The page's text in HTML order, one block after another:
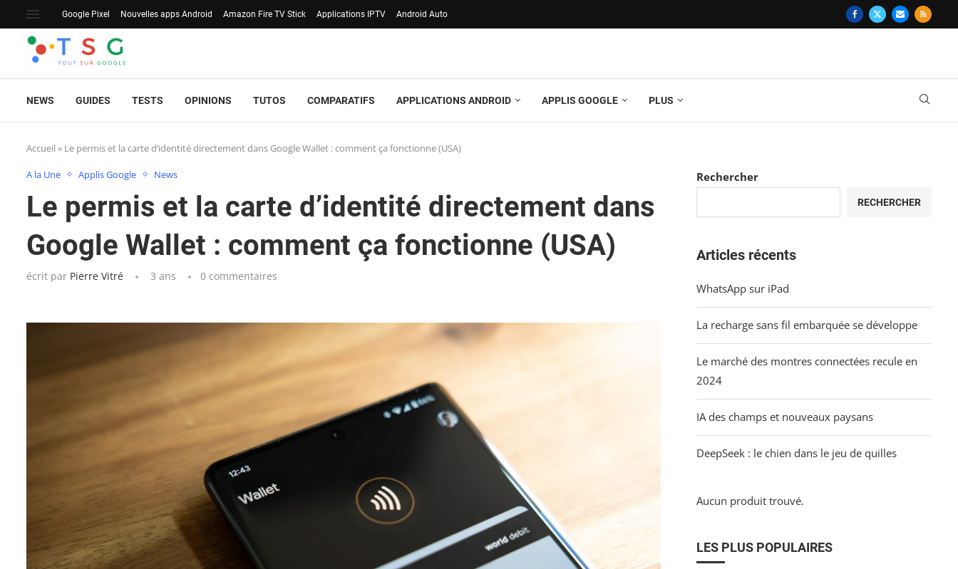
Google Pixel Nouvelles apps Android Amazon Fire TV Stick Applications IPTV Android Auto
NEWS GUIDES TESTS OPINIONS TUTOS COMPARATIFS APPLICATIONS ANDROID APPLIS GOOGLE PLUS
Accueil » Le permis et la carte d’identité directement dans Google Wallet : comment ça fonctionne (USA)
A la Une Applis Google News
Le permis et la carte d’identité directement dans
Google Wallet : comment ça fonctionne (USA)
écrit par Pierre Vitré 3 ans 0 commentaires
Rechercher
RECHERCHER
Articles récents
WhatsApp sur iPad
La recharge sans fil embarquée se développe
Le marché des montres connectées recule en
2024
IA des champs et nouveaux paysans
DeepSeek : le chien dans le jeu de quilles
Aucun produit trouvé.
LES PLUS POPULAIRES